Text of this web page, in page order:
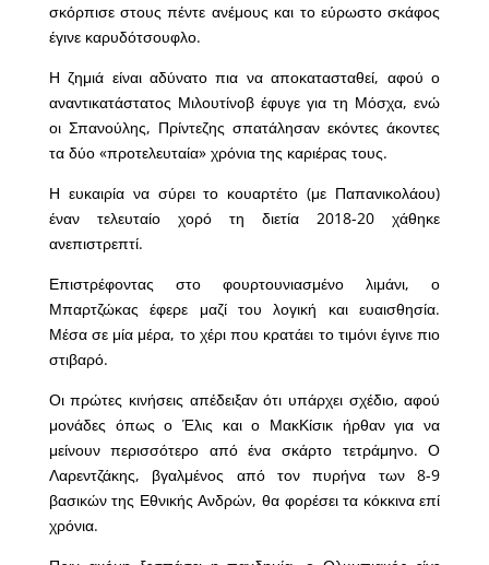
σκόρπισε στους πέντε ανέμους και το εύρωστο σκάφος
έγινε καρυδότσουφλο.
Η ζημιά είναι αδύνατο πια να αποκατασταθεί, αφού ο
αναντικατάστατος Μιλουτίνοβ έφυγε για τη Μόσχα, ενώ
οι Σπανούλης, Πρίντεζης σπατάλησαν εκόντες άκοντες
τα δύο «προτελευταία» χρόνια της καριέρας τους.
Η ευκαιρία να σύρει το κουαρτέτο (με Παπανικολάου)
έναν τελευταίο χορό τη διετία 2018-20 χάθηκε
ανεπιστρεπτί.
Επιστρέφοντας στο φουρτουνιασμένο λιμάνι, ο
Μπαρτζώκας έφερε μαζί του λογική και ευαισθησία.
Μέσα σε μία μέρα, το χέρι που κρατάει το τιμόνι έγινε πιο
στιβαρό.
Οι πρώτες κινήσεις απέδειξαν ότι υπάρχει σχέδιο, αφού
μονάδες όπως ο Έλις και ο ΜακΚίσικ ήρθαν για να
μείνουν περισσότερο από ένα σκάρτο τετράμηνο. Ο
Λαρεντζάκης, βγαλμένος από τον πυρήνα των 8-9
βασικών της Εθνικής Ανδρών, θα φορέσει τα κόκκινα επί
χρόνια.